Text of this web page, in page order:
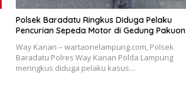
Polsek Baradatu Ringkus Diduga Pelaku
Pencurian Sepeda Motor di Gedung Pakuon
Way Kanan – wartaonelampung.com, Polsek
Baradatu Polres Way Kanan Polda Lampung
meringkus diduga pelaku kasus…